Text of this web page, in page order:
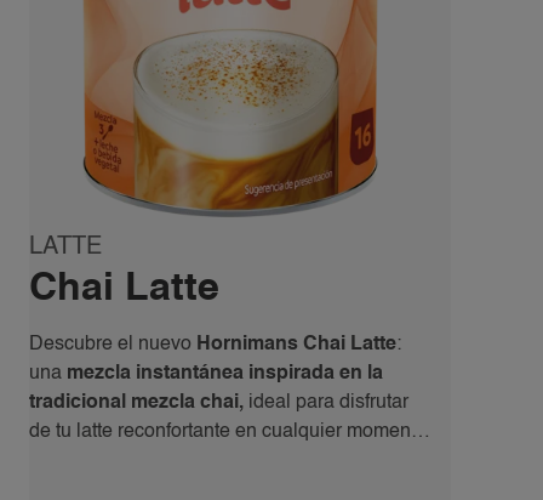
LATTE
Chai Latte
Descubre el nuevo Hornimans Chai Latte:
una mezcla instantánea inspirada en la
tradicional mezcla chai, ideal para disfrutar
de tu latte reconfortante en cualquier momento